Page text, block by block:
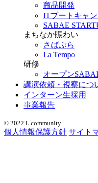
商品開発
ITブートキャ
SABAE
まちなか賑わい
さばぷら
La Tempo
研修
オープン
講演依頼・視察につ
インターン生採用
事業報告
© 2022 L community.
個人情報保護方針 サイト